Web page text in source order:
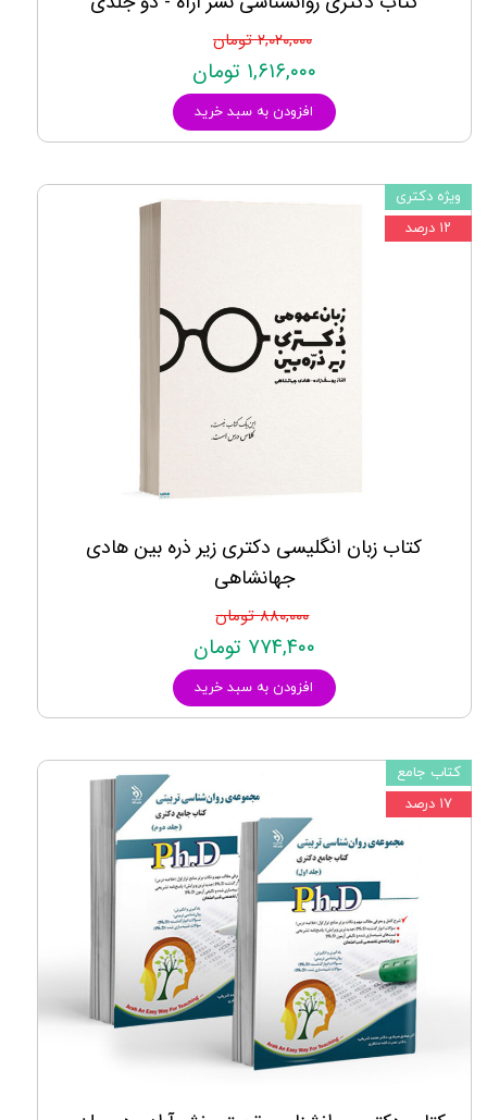
۲,۰۲۰,۰۰۰ تومان
۱,۶۱۶,۰۰۰ تومان
افزودن به سبد خرید
کتاب زبان انگلیسی دکتری زیر ذره بین هادی
جهانشاهی
۸۸۰,۰۰۰ تومان
۷۷۴,۴۰۰ تومان
افزودن به سبد خرید
ویژه دکتری
۱۲ درصد
کتاب جامع
۱۷ درصد